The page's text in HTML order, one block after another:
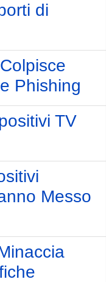
di
Phishing
TV
Messo